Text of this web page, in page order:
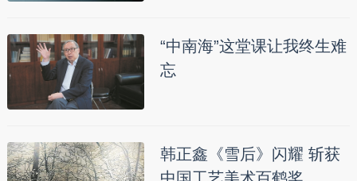
“中南海”这堂课让我终生难
忘
韩正鑫《雪后》闪耀 斩获